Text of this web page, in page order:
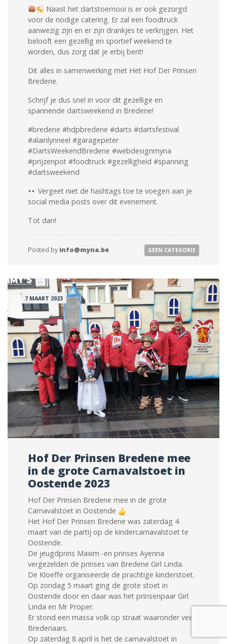
Naast het dartstoernooi is er ook gezorgd
voor de nodige catering. Er zal een foodtruck
aanwezig zijn en er zijn drankjes te verkrijgen. Het
belooft een gezellig en sportief weekend te
worden, dus zorg dat je erbij bent!
Dit alles in samenwerking met Het Hof Der Prinsen
Bredene.
Schrijf je dus snel in voor dit gezellige en
spannende dartsweekend in Bredene!
#bredene #hdpbredene #darts #dartsfestival
#alainlynneel #garagepeter
#DartsWeekendBredene #webdesignmyna
#prijzenpot #foodtruck #gezelligheid #spanning
#dartsweekend
Vergeet niet de hashtags toe te voegen aan je
social media posts over dit evenement.
Tot dan!
Posted by info@myna.be GEEN CATEGORIE
7 MAART 2023
Hof Der Prinsen Bredene mee
in de grote Carnavalstoet in
Oostende 2023
Hof Der Prinsen Bredene mee in de grote
Carnavalstoet in Oostende
Het Hof Der Prinsen Bredene was zaterdag 4
maart van de partij op de kindercarnavalstoet te
Oostende.
De jeugdprins Maxim -en prinses Ayenna
vergezelden de prinses van Bredene Girl Linda.
De Kloeffe organiseerde de prachtige kinderstoet.
Op zondag 5 maart ging de grote stoet in
Oostende door en daar was het prinsenpaar Girl
Linda en Mr Proper.
Er stond een massa volk op straat waaronder veel
Bredenaars.
Op zaterdag 8 april is het de carnavalstoet in